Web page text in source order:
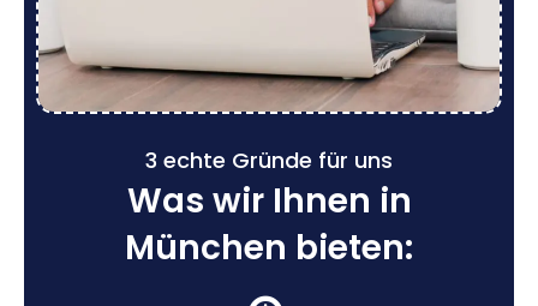
3 echte Gründe für uns
Was wir Ihnen in
München bieten: